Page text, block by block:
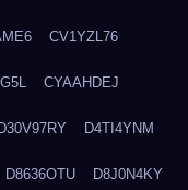
CV1YZL76
CYAAHDEJ
D30V97RY D4TI4YNM
D8636OTU D8J0N4KY